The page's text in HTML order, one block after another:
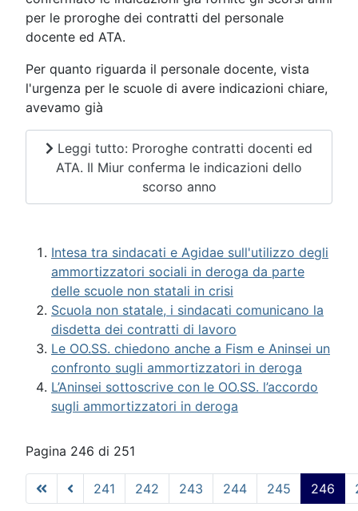
per le proroghe dei contratti del personale
docente ed ATA.
Per quanto riguarda il personale docente, vista
l'urgenza per le scuole di avere indicazioni chiare,
avevamo già
Leggi tutto: Proroghe contratti docenti ed
ATA. Il Miur conferma le indicazioni dello
scorso anno
Intesa tra sindacati e Agidae sull'utilizzo degli
ammortizzatori sociali in deroga da parte
delle scuole non statali in crisi
Scuola non statale, i sindacati comunicano la
disdetta dei contratti di lavoro
Le OO.SS. chiedono anche a Fism e Aninsei un
confronto sugli ammortizzatori in deroga
L’Aninsei sottoscrive con le OO.SS. l’accordo
sugli ammortizzatori in deroga
Pagina 246 di 251
241 242 243 244 245 246